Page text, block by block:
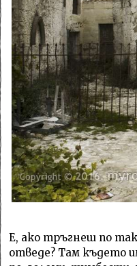
Е, ако тръгнеш по
отведе? Там където